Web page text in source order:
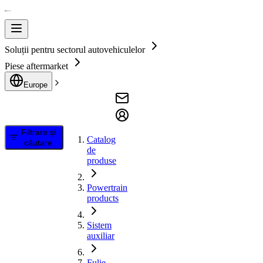
Soluții pentru sectorul autovehiculelor
Piese aftermarket
Europe
Filtrare și
căutare
Catalog
de
produse
Powertrain
products
Sistem
auxiliar